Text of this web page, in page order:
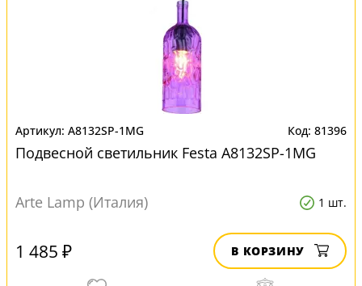
A8132SP-1MG 81396
Подвесной светильник Festa A8132SP-1MG
Arte Lamp (Италия) 1 шт.
1 485 ₽ В КОРЗИНУ